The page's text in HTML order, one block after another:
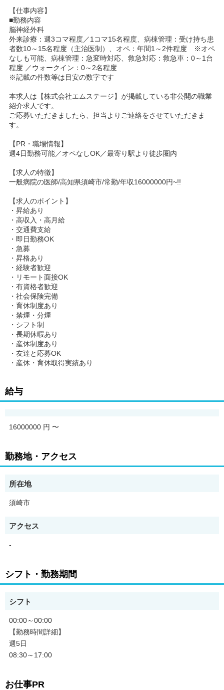
【仕事内容】
■勤務内容
脳神経外科
外来診療：週3コマ程度／1コマ15名程度、病棟管理：受け持ち患
者数10～15名程度（主治医制）、オペ：年間1～2件程度 ※オペ
なしも可能、病棟管理：急変時対応、救急対応：救急車：0～1台
程度 ／ウォークイン：0～2名程度
※記載の件数等は目安の数字です
本求人は【株式会社エムステージ】が掲載している非公開の職業
紹介求人です。
ご応募いただきましたら、担当よりご連絡をさせていただきま
す。
【PR・職場情報】
週4日勤務可能／オペなしOK／最寄り駅より徒歩圏内
【求人の特徴】
一般病院の医師/高知県須崎市/常勤/年収16000000円~!!
【求人のポイント】
・昇給あり
・高収入・高月給
・交通費支給
・即日勤務OK
・急募
・昇格あり
・経験者歓迎
・リモート面接OK
・有資格者歓迎
・社会保険完備
・育休制度あり
・禁煙・分煙
・シフト制
・長期休暇あり
・産休制度あり
・友達と応募OK
・産休・育休取得実績あり
給与
16000000 円 〜
勤務地・アクセス
所在地
須崎市
アクセス
-
シフト・勤務期間
シフト
00:00～00:00
【勤務時間詳細】
週5日
08:30～17:00
お仕事PR